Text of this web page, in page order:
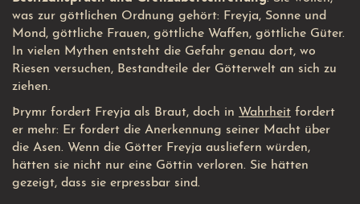
was zur göttlichen Ordnung gehört: Freyja, Sonne und
Mond, göttliche Frauen, göttliche Waffen, göttliche Güter.
In vielen Mythen entsteht die Gefahr genau dort, wo
Riesen versuchen, Bestandteile der Götterwelt an sich zu
ziehen.
Þrymr fordert Freyja als Braut, doch in Wahrheit fordert
er mehr: Er fordert die Anerkennung seiner Macht über
die Asen. Wenn die Götter Freyja ausliefern würden,
hätten sie nicht nur eine Göttin verloren. Sie hätten
gezeigt, dass sie erpressbar sind.